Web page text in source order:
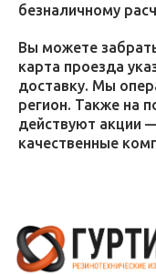
безналичному
Вы можете
карта проезда
доставку. Мы
регион. Также на
действуют акции
качественные